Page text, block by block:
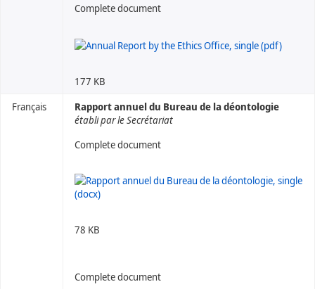
Complete document
177 KB
Français
Rapport annuel du Bureau de la déontologie
établi par le Secrétariat
Complete document
78 KB
Complete document